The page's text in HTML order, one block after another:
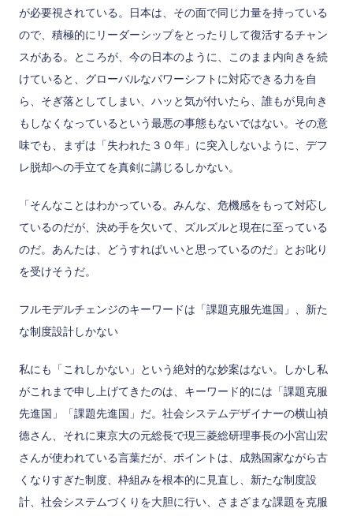
が必要視されている。日本は、その面で同じ力量を持っている
ので、積極的にリーダーシップをとったりして復活するチャン
スがある。ところが、今の日本のように、このまま内向きを続
けていると、グローバルなパワーシフトに対応できる力を自
ら、そぎ落としてしまい、ハッと気が付いたら、誰もが見向き
もしなくなっているという最悪の事態もないではない。その意
味でも、まずは「失われた３０年」に突入しないように、デフ
レ脱却への手立てを真剣に講じるしかない。
「そんなことはわかっている。みんな、危機感をもって対応し
ているのだが、決め手を欠いて、ズルズルと現在に至っている
のだ。あんたは、どうすればいいと思っているのだ」とお叱り
を受けそうだ。
フルモデルチェンジのキーワードは「課題克服先進国」、新た
な制度設計しかない
私にも「これしかない」という絶対的な妙案はない。しかし私
がこれまで申し上げてきたのは、キーワード的には「課題克服
先進国」「課題先進国」だ。社会システムデザイナーの横山禎
徳さん、それに東京大の元総長で現三菱総研理事長の小宮山宏
さんが使われている言葉だが、ポイントは、成熟国家ながら古
くなりすぎた制度、枠組みを根本的に見直し、新たな制度設
計、社会システムづくりを大胆に行い、さまざまな課題を克服